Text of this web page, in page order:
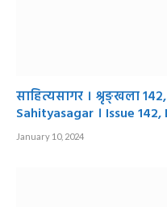
साहित्यसागर । श्रृङ्खला
Sahityasagar । Issue
January 10, 2024